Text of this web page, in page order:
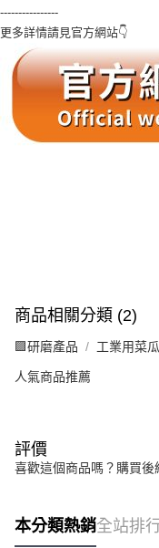
----------------
更多詳情請見官方網站👇
商品相關分類 (2)
🟪研磨產品 工業用菜
人氣商品推薦
評價
喜歡這個商品嗎？購買後
本分類熱銷全站排